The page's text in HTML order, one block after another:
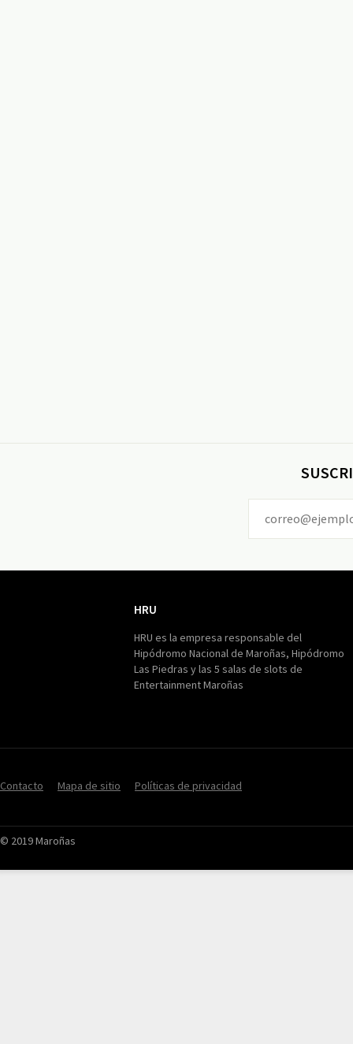
HRU
HRU es la empresa responsable del
Hipódromo Nacional de Maroñas, Hipódromo
Las Piedras y las 5 salas de slots de
Entertainment Maroñas
Contacto Mapa de sitio Políticas de privacidad
© 2019 Maroñas